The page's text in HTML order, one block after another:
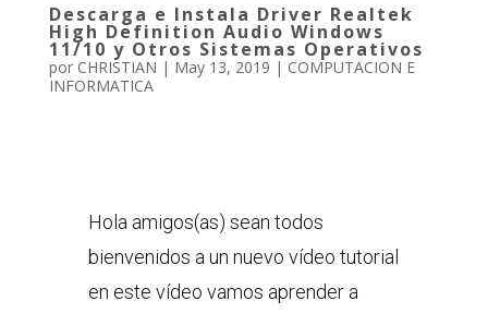
Descarga e Instala Driver Realtek
High Definition Audio Windows
11/10 y Otros Sistemas Operativos
por CHRISTIAN | May 13, 2019 | COMPUTACION E
INFORMATICA
Hola amigos(as) sean todos
bienvenidos a un nuevo vídeo tutorial
en este vídeo vamos aprender a